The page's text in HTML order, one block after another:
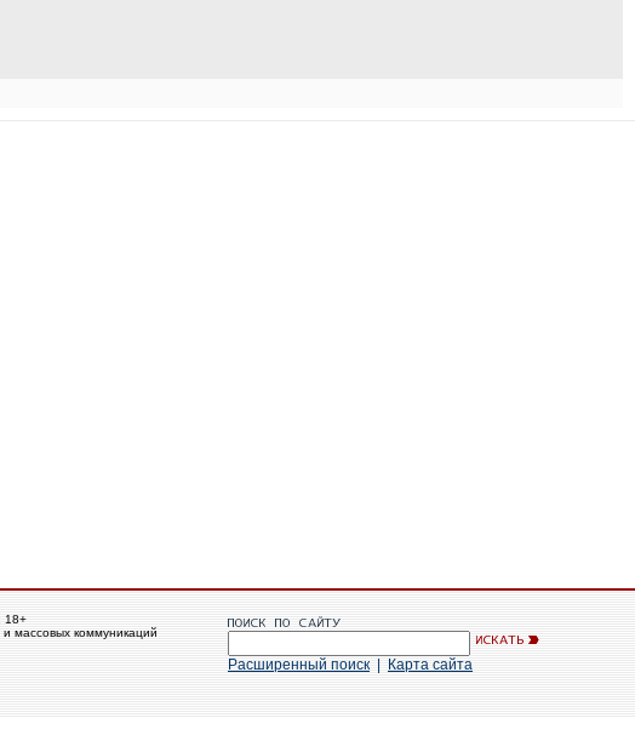
18+
массовых коммуникаций
Расширенный поиск Карта сайта